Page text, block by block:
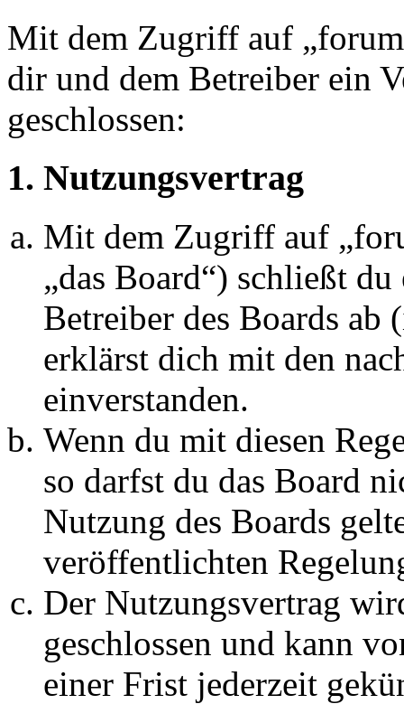
Mit dem Zugriff auf
dir und dem Betreiber ein
geschlossen:
1. Nutzungsvertrag
Mit dem Zugriff auf
„das Board“) schließt
Betreiber des Boards ab
erklärst dich mit den
einverstanden.
Wenn du mit diesen
so darfst du das Board
Nutzung des Boards
veröffentlichten
Der Nutzungsvertrag
geschlossen und kann
einer Frist jederzeit